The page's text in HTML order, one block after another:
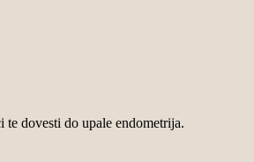
dovesti do upale endometrija.